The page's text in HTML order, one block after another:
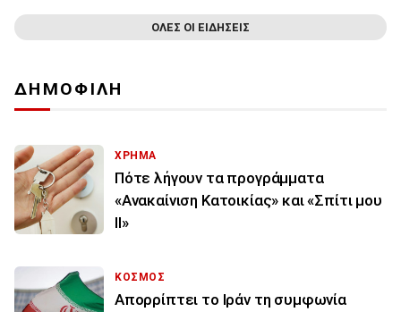
ΟΛΕΣ ΟΙ ΕΙΔΗΣΕΙΣ
ΔΗΜΟΦΙΛΗ
ΧΡΗΜΑ
Πότε λήγουν τα προγράμματα
«Ανακαίνιση Κατοικίας» και «Σπίτι μου
ΙΙ»
ΚΟΣΜΟΣ
Απορρίπτει το Ιράν τη συμφωνία